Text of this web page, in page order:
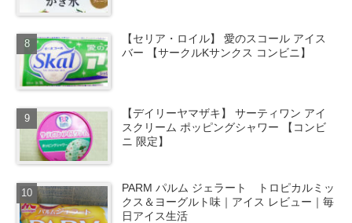
【セリア・ロイル】 愛のスコール アイス
バー 【サークルKサンクス コンビニ】
【デイリーヤマザキ】 サーティワン アイ
スクリーム ポッピングシャワー 【コンビ
ニ 限定】
PARM パルム ジェラート トロピカルミッ
クス＆ヨーグルト味｜アイス レビュー｜毎
日アイス生活